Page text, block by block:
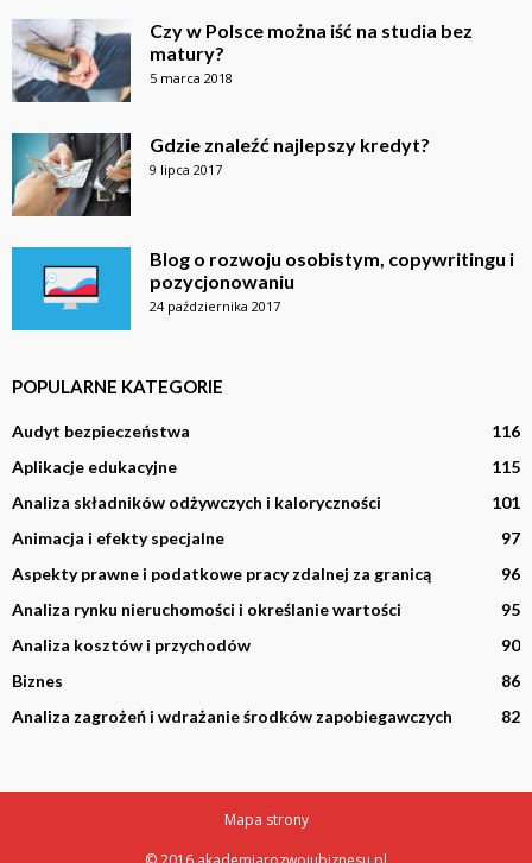
Czy w Polsce można iść na studia bez
matury?
5 marca 2018
Gdzie znaleźć najlepszy kredyt?
9 lipca 2017
Blog o rozwoju osobistym, copywritingu i
pozycjonowaniu
24 października 2017
POPULARNE KATEGORIE
Audyt bezpieczeństwa
116
Aplikacje edukacyjne
115
Analiza składników odżywczych i kaloryczności
101
Animacja i efekty specjalne
97
Aspekty prawne i podatkowe pracy zdalnej za granicą
96
Analiza rynku nieruchomości i określanie wartości
95
Analiza kosztów i przychodów
90
Biznes
86
Analiza zagrożeń i wdrażanie środków zapobiegawczych
82
Mapa strony